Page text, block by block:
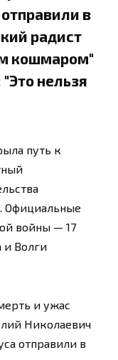
в
радист
кошмаром"
нельзя
путь к
Официальные
войны — 17
и Волги
и ужас
Николаевич
отправили в